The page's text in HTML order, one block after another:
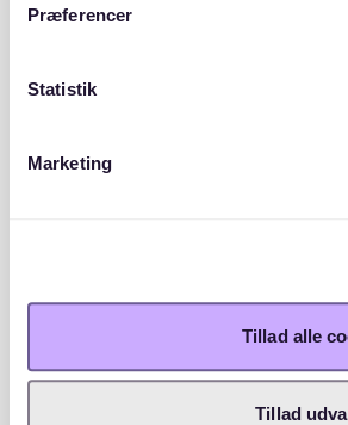
Præferencer
Statistik
Marketing
Tillad alle
Tillad